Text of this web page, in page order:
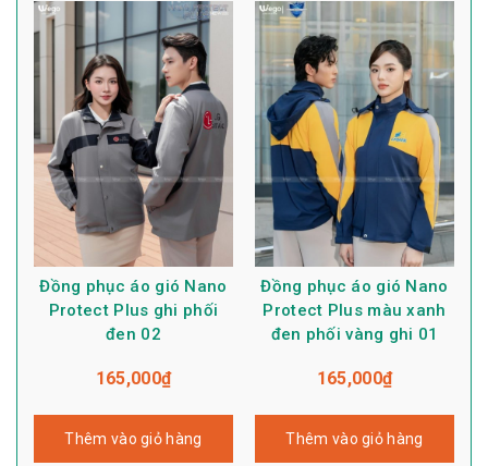
Đồng phục áo gió Nano
Protect Plus ghi phối
đen 02
165,000₫
Thêm vào giỏ hàng
Đồng phục áo gió Nano
Protect Plus màu xanh
đen phối vàng ghi 01
165,000₫
Thêm vào giỏ hàng